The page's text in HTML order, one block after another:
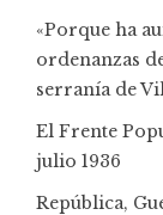
«Porque ha
ordenanzas
serranía de
El Frente
julio 1936
República,